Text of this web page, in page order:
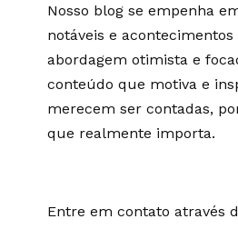
Nosso blog se empenha
notáveis e
abordagem otimista e
conteúdo que motiva e
merecem ser contadas,
que realmente importa.
Entre em contato através